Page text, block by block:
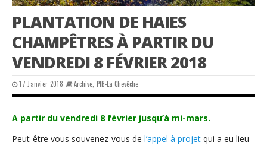
PLANTATION DE HAIES
CHAMPÊTRES À PARTIR DU
VENDREDI 8 FÉVRIER 2018
17 Janvier 2018 Archive PIB-La Chevêche
A partir du vendredi 8 février jusqu’à mi-mars.
Peut-être vous souvenez-vous de l’appel à projet qui a eu lieu